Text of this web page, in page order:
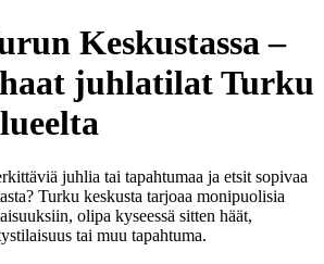
Keskustassa –
juhlatilat Turku
juhlia tai tapahtumaa ja etsit sopivaa
Turku keskusta tarjoaa monipuolisia
olipa kyseessä sitten häät,
tai muu tapahtuma.